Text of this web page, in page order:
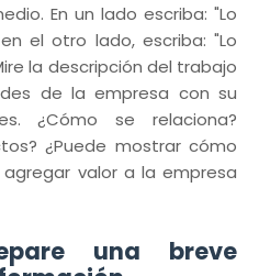
En un lado escriba: "Lo
el otro lado, escriba: "Lo
la descripción del trabajo
de la empresa con su
¿Cómo se relaciona?
¿Puede mostrar cómo
valor a la empresa
una breve